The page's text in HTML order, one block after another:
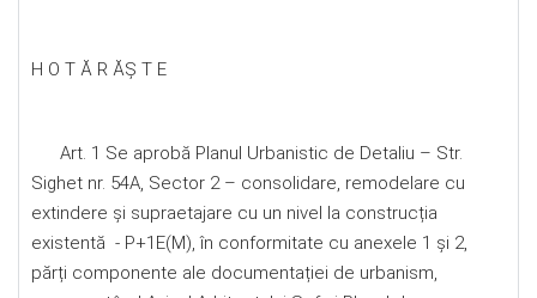
H O T Ă R ĂŞ T E
Art. 1 Se aprobă Planul Urbanistic de Detaliu – Str.
Sighet nr. 54A, Sector 2 – consolidare, remodelare cu
extindere și supraetajare cu un nivel la construcția
existentă - P+1E(M), în conformitate cu anexele 1 și 2,
părți componente ale documentației de urbanism,